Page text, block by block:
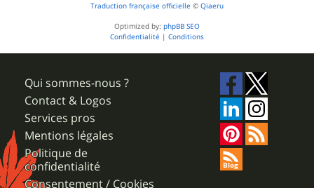
Traduction française officielle © Qiaeru
Optimized by: phpBB SEO
Confidentialité | Conditions
Qui sommes-nous ?
Contact & Logos
Services pros
Mentions légales
Politique de
confidentialité
Consentement / Cookies